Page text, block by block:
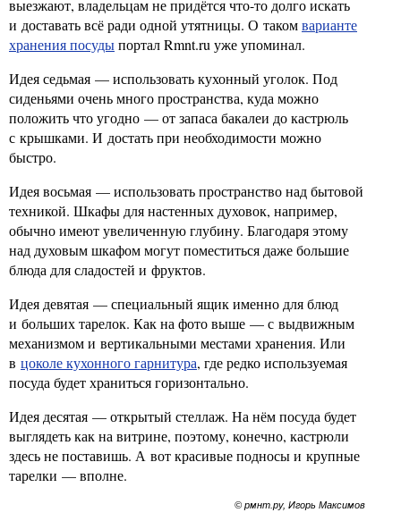
выезжают, владельцам не придётся что-то долго искать
и доставать всё ради одной утятницы. О такомварианте
хранения посудыпортал Rmnt.ru уже упоминал.
Идея седьмая — использовать кухонный уголок. Под
сиденьями очень много пространства, куда можно
положить что угодно — от запаса бакалеи до кастрюль
с крышками. И достать при необходимости можно
быстро.
Идея восьмая — использовать пространство над бытовой
техникой. Шкафы для настенных духовок, например,
обычно имеют увеличенную глубину. Благодаря этому
над духовым шкафом могут поместиться даже большие
блюда для сладостей и фруктов.
Идея девятая — специальный ящик именно для блюд
и больших тарелок. Как на фото выше — с выдвижным
механизмом и вертикальными местами хранения. Или
в цоколе кухонного гарнитура, где редко используемая
посуда будет храниться горизонтально.
Идея десятая — открытый стеллаж. На нём посуда будет
выглядеть как на витрине, поэтому, конечно, кастрюли
здесь не поставишь. А вот красивые подносы и крупные
тарелки — вполне.
© рмнт.ру, Игорь Максимов